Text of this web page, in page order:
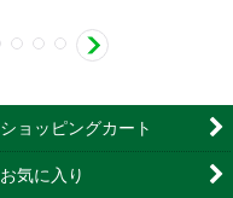
ショッピングカート
お気に入り